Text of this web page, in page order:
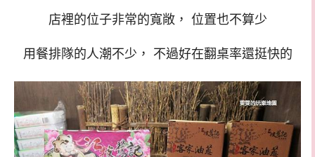
店裡的位子非常的寬敞， 位置也不算少
用餐排隊的人潮不少， 不過好在翻桌率還挺快的